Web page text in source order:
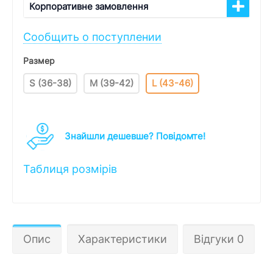
Корпоративне замовлення
Сообщить о поступлении
Размер
S (36-38) M (39-42) L (43-46)
Знайшли дешевше? Повідомте!
Таблиця розмірів
Опис Характеристики Відгуки 0